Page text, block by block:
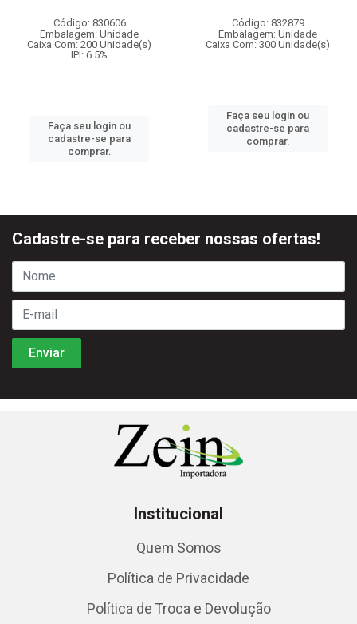
Código: 830606
Embalagem: Unidade
Caixa Com: 200 Unidade(s)
IPI: 6.5%
Faça seu login ou
cadastre-se para
comprar.
Código: 832879
Embalagem: Unidade
Caixa Com: 300 Unidade(s)
Faça seu login ou
cadastre-se para
comprar.
Cadastre-se para receber nossas ofertas!
Institucional
Quem Somos
Política de Privacidade
Política de Troca e Devolução